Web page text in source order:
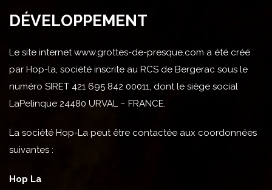
DÉVELOPPEMENT
Le site internet www.grottes-de-presque.com a été créé
par Hop-la, société inscrite au RCS de Bergerac sous le
numéro SIRET 421 695 842 00011, dont le siège social
LaPelinque 24480 URVAL – FRANCE.
La société Hop-La peut être contactée aux coordonnées
suivantes :
Hop La